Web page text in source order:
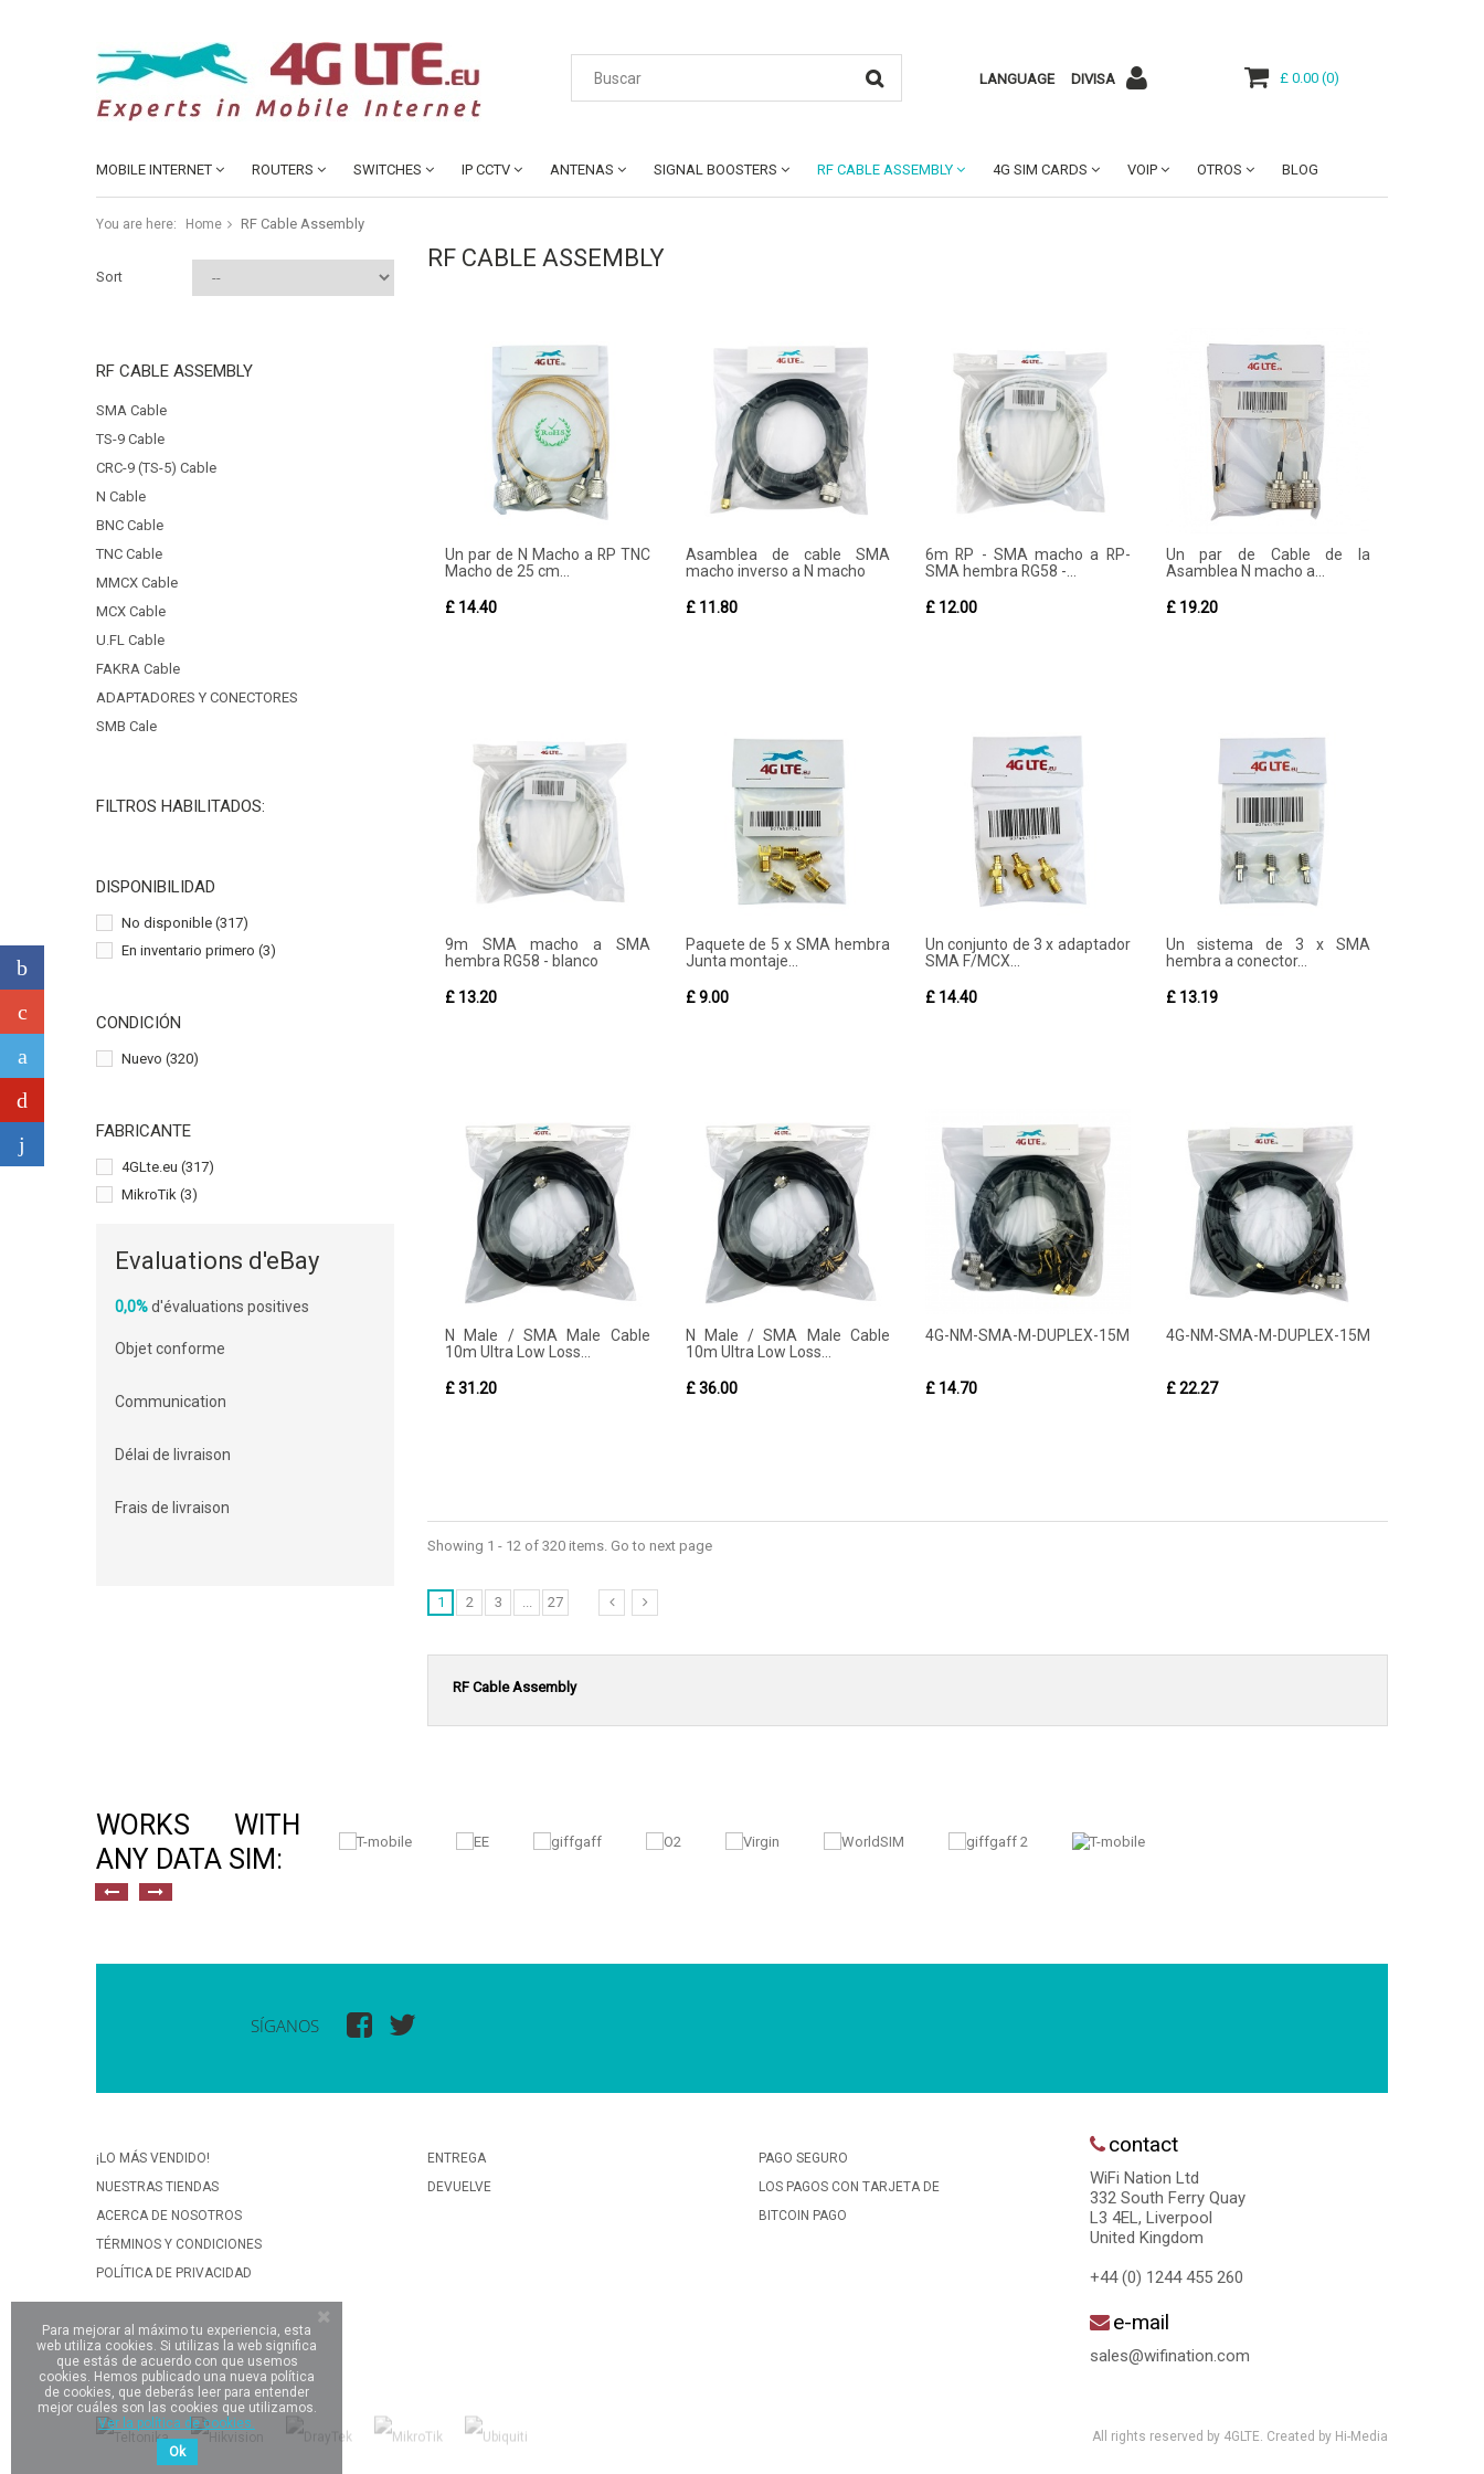
LANGUAGE DIVISA £ 0.00 (0)
MOBILE INTERNET ROUTERS SWITCHES IP CCTV ANTENAS SIGNAL BOOSTERS RF CABLE ASSEMBLY 4G SIM CARDS VOIP OTROS BLOG
You are here: Home RF Cable Assembly
Sort
RF CABLE ASSEMBLY
SMA Cable
TS-9 Cable
CRC-9 (TS-5) Cable
N Cable
BNC Cable
TNC Cable
MMCX Cable
MCX Cable
U.FL Cable
FAKRA Cable
ADAPTADORES Y CONECTORES
SMB Cale
FILTROS HABILITADOS:
DISPONIBILIDAD
No disponible (317)
En inventario primero (3)
CONDICIÓN
Nuevo (320)
FABRICANTE
4GLte.eu (317)
MikroTik (3)
Evaluations d'eBay
0,0%d'évaluations positives
Objet conforme
Communication
Délai de livraison
Frais de livraison
RF CABLE ASSEMBLY
Un par de N Macho a RP TNC
Macho de 25 cm...
£ 14.40
Asamblea de cable SMA
macho inverso a N macho
£ 11.80
6m RP - SMA macho a RP-
SMA hembra RG58 -...
£ 12.00
Un par de Cable de la
Asamblea N macho a...
£ 19.20
9m SMA macho a SMA
hembra RG58 - blanco
£ 13.20
Paquete de 5 x SMA hembra
Junta montaje...
£ 9.00
Un conjunto de 3 x adaptador
SMA F/MCX...
£ 14.40
Un sistema de 3 x SMA
hembra a conector...
£ 13.19
N Male / SMA Male Cable
10m Ultra Low Loss...
£ 31.20
N Male / SMA Male Cable
10m Ultra Low Loss...
£ 36.00
4G-NM-SMA-M-DUPLEX-15M
£ 14.70
4G-NM-SMA-M-DUPLEX-15M
£ 22.27
Showing 1 - 12 of 320 items. Go to next page
1 2 3 27
RF Cable Assembly
WORKS WITH
ANY DATA SIM:
SÍGANOS
¡LO MÁS VENDIDO!
NUESTRAS TIENDAS
ACERCA DE NOSOTROS
TÉRMINOS Y CONDICIONES
POLÍTICA DE PRIVACIDAD
ENTREGA
DEVUELVE
PAGO SEGURO
LOS PAGOS CON TARJETA DE
BITCOIN PAGO
contact
WiFi Nation Ltd
332 South Ferry Quay
L3 4EL, Liverpool
United Kingdom
+44 (0) 1244 455 260
e-mail
sales@wifination.com
All rights reserved by 4GLTE. Created by Hi-Media
Para mejorar al máximo tu experiencia, esta
web utiliza cookies. Si utilizas la web significa
que estás de acuerdo con que usemos
cookies. Hemos publicado una nueva política
de cookies, que deberás leer para entender
mejor cuáles son las cookies que utilizamos.
Ver la política de cookies.
Ok